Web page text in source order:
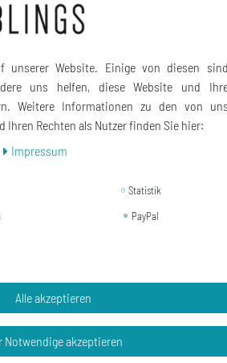
mit Gliederkette oder Kugelkette
Halloween Auge Wackelauge
handmade
€ *
unserer Website. Einige von diesen
uns helfen, diese Website und
Weitere Informationen zu den von
Ihren Rechten als Nutzer finden Sie hier:
Impressum
Statistik
PayPal
Alle akzeptieren
Notwendige akzeptieren